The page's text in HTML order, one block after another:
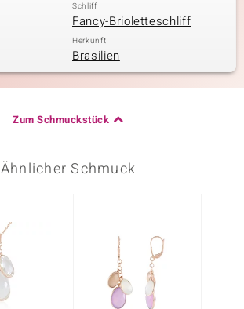
Schliff
Fancy-Brioletteschliff
Herkunft
Brasilien
Zum Schmuckstück
Ähnlicher Schmuck